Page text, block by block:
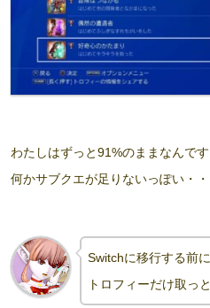
わたしはずっと91%のままなんです
何かサブクエが足りないっぽい・・
Switchに移行する前に
トロフィーだけ取っ